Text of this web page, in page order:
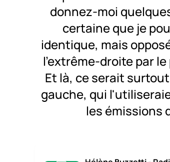
donnez-moi
certaine que je
identique, mais
l'extrême-droite par
Et là, ce serait
gauche, qui
les émissions